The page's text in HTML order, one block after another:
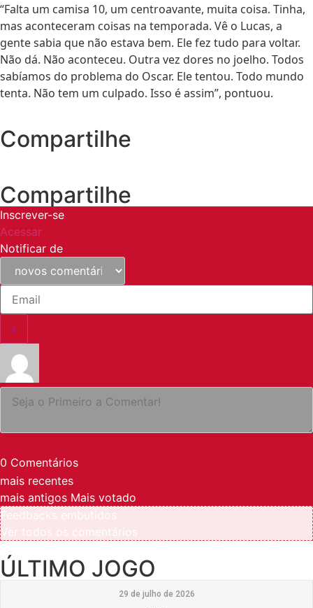
“Falta um camisa 10, um centroavante, muita coisa. Tinha,
mas aconteceram coisas na temporada. Vê o Lucas, a
gente sabia que não estava bem. Ele fez tudo para voltar.
Não dá. Não aconteceu. Outra vez dores no joelho. Todos
sabíamos do problema do Oscar. Ele tentou. Todo mundo
tenta. Não tem um culpado. Isso é assim”, pontuou.
Compartilhe
Compartilhe
Inscrever-se
Acessar
Notificar de
0 Comentários
mais recentes
mais antigos Mais votado
ÚLTIMO JOGO
29 de julho de 2026